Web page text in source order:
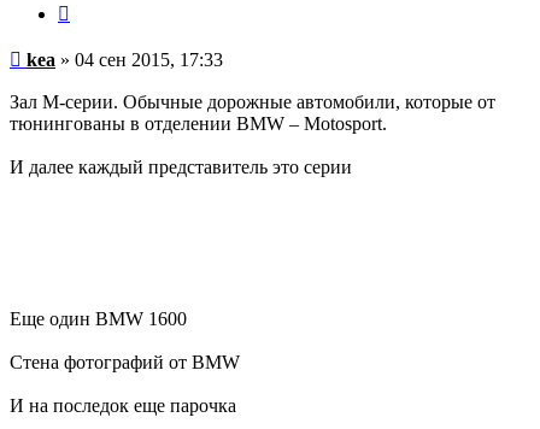
Непрочитанное
kea » 04 сен 2015, 17:33
Зал М-серии. Обычные дорожные автомобили, которые от
тюнингованы в отделении BMW – Motosport.
И далее каждый представитель это серии
Еще один BMW 1600
Стена фотографий от BMW
И на последок еще парочка